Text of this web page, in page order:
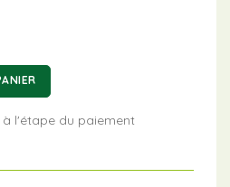
l'étape du paiement